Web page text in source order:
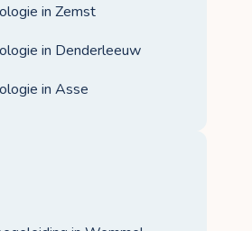
in Zemst
in Denderleeuw
in Asse